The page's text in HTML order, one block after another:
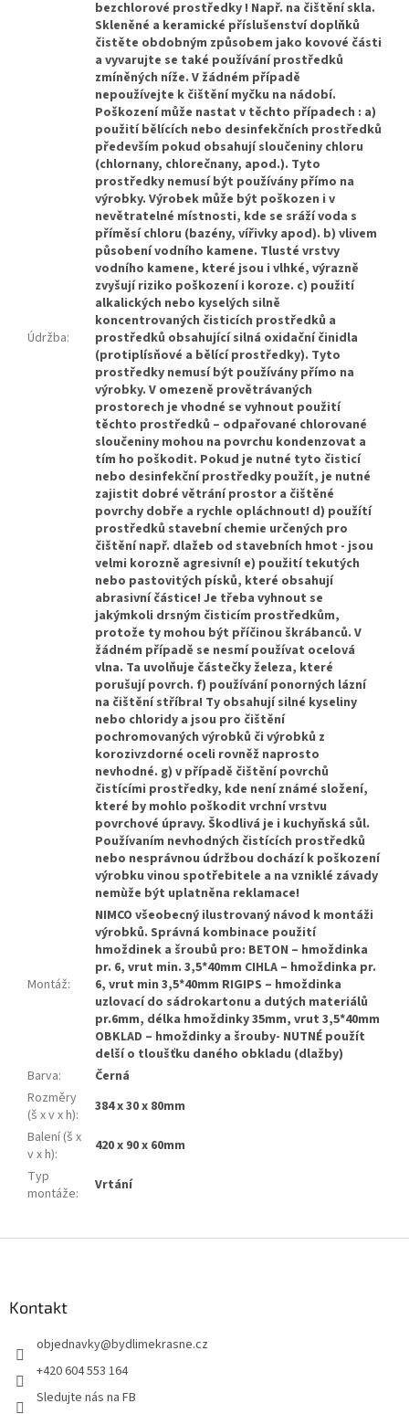
Údržba:
bezchlorové prostředky ! Např. na čištění skla.
Skleněné a keramické příslušenství doplňků
čistěte obdobným způsobem jako kovové části
a vyvarujte se také používání prostředků
zmíněných níže. V žádném případě
nepoužívejte k čištění myčku na nádobí.
Poškození může nastat v těchto případech : a)
použití bělících nebo desinfekčních prostředků
především pokud obsahují sloučeniny chloru
(chlornany, chlorečnany, apod.). Tyto
prostředky nemusí být používány přímo na
výrobky. Výrobek může být poškozen i v
nevětratelné místnosti, kde se sráží voda s
příměsí chloru (bazény, vířivky apod). b) vlivem
působení vodního kamene. Tlusté vrstvy
vodního kamene, které jsou i vlhké, výrazně
zvyšují riziko poškození i koroze. c) použití
alkalických nebo kyselých silně
koncentrovaných čisticích prostředků a
prostředků obsahující silná oxidační činidla
(protiplísňové a bělící prostředky). Tyto
prostředky nemusí být používány přímo na
výrobky. V omezeně provětrávaných
prostorech je vhodné se vyhnout použití
těchto prostředků – odpařované chlorované
sloučeniny mohou na povrchu kondenzovat a
tím ho poškodit. Pokud je nutné tyto čisticí
nebo desinfekční prostředky použít, je nutné
zajistit dobré větrání prostor a čištěné
povrchy dobře a rychle opláchnout! d) použítí
prostředků stavební chemie určených pro
čištění např. dlažeb od stavebních hmot - jsou
velmi korozně agresivní! e) použití tekutých
nebo pastovitých písků, které obsahují
abrasivní částice! Je třeba vyhnout se
jakýmkoli drsným čisticím prostředkům,
protože ty mohou být příčinou škrábanců. V
žádném případě se nesmí používat ocelová
vlna. Ta uvolňuje částečky železa, které
porušují povrch. f) používání ponorných lázní
na čištění stříbra! Ty obsahují silné kyseliny
nebo chloridy a jsou pro čištění
pochromovaných výrobků či výrobků z
korozivzdorné oceli rovněž naprosto
nevhodné. g) v případě čištění povrchů
čistícími prostředky, kde není známé složení,
které by mohlo poškodit vrchní vrstvu
povrchové úpravy. Škodlivá je i kuchyňská sůl.
Používaním nevhodných čistících prostředků
nebo nesprávnou údržbou dochází k poškození
výrobku vinou spotřebitele a na vzniklé závady
nemùže být uplatněna reklamace!
Montáž:
NIMCO všeobecný ilustrovaný návod k montáži
výrobků. Správná kombinace použití
hmoždinek a šroubů pro: BETON – hmoždinka
pr. 6, vrut min. 3,5*40mm CIHLA – hmoždinka pr.
6, vrut min 3,5*40mm RIGIPS – hmoždinka
uzlovací do sádrokartonu a dutých materiálů
pr.6mm, délka hmoždinky 35mm, vrut 3,5*40mm
OBKLAD – hmoždinky a šrouby- NUTNÉ použít
delší o tloušťku daného obkladu (dlažby)
Barva:
Černá
Rozměry
(š x v x h):
384 x 30 x 80mm
Balení (š x
v x h):
420 x 90 x 60mm
Typ
montáže: Vrtání
Kontakt
objednavky@bydlimekrasne.cz
+420 604 553 164
Sledujte nás na FB